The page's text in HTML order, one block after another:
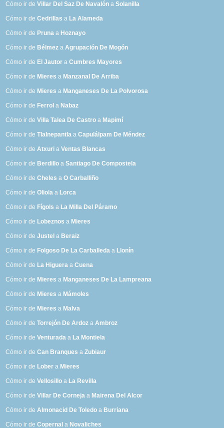
Cómo ir deVillar Del Saz De Navalón aSolanilla
Cómo ir deCedrillas a La Alameda
Cómo ir de Pruna a Hoznayo
Cómo ir de Bélmez aAgrupación De Mogón
Cómo ir de El Jautor aCumbres Mayores
Cómo ir de Mieres a Manzanal De Arriba
Cómo ir de Mieres a Manganeses De La Polvorosa
Cómo ir de Ferrol a Nabaz
Cómo ir deVilla Talea De Castro a Mapimí
Cómo ir deTlalnepantla aCapulálpam De Méndez
Cómo ir deAtxuri aVentas Blancas
Cómo ir de Berdillo aSantiago De Compostela
Cómo ir deCheles aO Carballiño
Cómo ir deOliola a Lorca
Cómo ir de Fígols a La Milla Del Páramo
Cómo ir de Lobeznos a Mieres
Cómo ir deJustel a Beraiz
Cómo ir de Folgoso De La Carballeda a Llonín
Cómo ir de La Higuera aCuena
Cómo ir de Mieres a Manganeses De La Lampreana
Cómo ir de Mieres a Mámoles
Cómo ir de Mieres a Malva
Cómo ir deTorrejón De Ardoz aAmbroz
Cómo ir deVenturada a La Montiela
Cómo ir deCan Branques aZubiaur
Cómo ir de Lober a Mieres
Cómo ir deVellosillo a La Revilla
Cómo ir deVillar De Corneja a Mairena Del Alcor
Cómo ir deAlmonacid De Toledo a Burriana
Cómo ir deCopernal a Novaliches